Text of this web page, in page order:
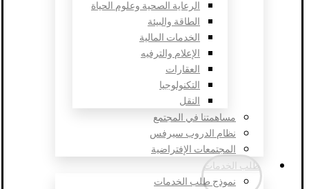
الرعاية الصحية وعلوم الحياة
الطاقة والبيئة
الخدمات المالية
الإعلام والترفيه
العقارات
التكنولوجيا
النقل
مساهمتنا في المجتمع
نظام الدروب سيرفس
المجتمعات الإفتراضية
طلب الخدمات
نموذج طلب الخدمات